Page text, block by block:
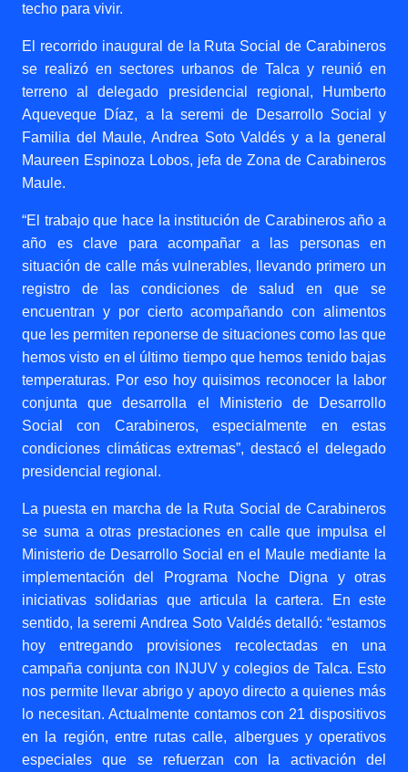
techo para vivir.
El recorrido inaugural de la Ruta Social de Carabineros
se realizó en sectores urbanos de Talca y reunió en
terreno al delegado presidencial regional, Humberto
Aqueveque Díaz, a la seremi de Desarrollo Social y
Familia del Maule, Andrea Soto Valdés y a la general
Maureen Espinoza Lobos, jefa de Zona de Carabineros
Maule.
“El trabajo que hace la institución de Carabineros año a
año es clave para acompañar a las personas en
situación de calle más vulnerables,
llevando primero un
registro de las condiciones de salud en que se
encuentran y por cierto acompañando con alimentos
que les permiten reponerse de situaciones como las que
hemos visto en el último tiempo que hemos tenido bajas
temperaturas. Por eso hoy quisimos reconocer la labor
conjunta que desarrolla el Ministerio de Desarrollo
Social con Carabineros, especialmente en estas
condiciones climáticas extremas”, destacó el delegado
presidencial regional.
La puesta en marcha de la Ruta Social de Carabineros
se suma a otras prestaciones en calle que impulsa el
Ministerio de Desarrollo Social en el Maule mediante la
implementación del Programa Noche Digna y otras
iniciativas solidarias que articula la cartera. En este
sentido, la seremi Andrea Soto Valdés detalló: “estamos
hoy entregando provisiones recolectadas en una
campaña conjunta con INJUV y colegios de Talca. Esto
nos permite llevar abrigo y apoyo directo a quienes más
lo necesitan. Actualmente contamos con 21 dispositivos
en la región, entre rutas calle, albergues y operativos
especiales que se refuerzan con la activación del